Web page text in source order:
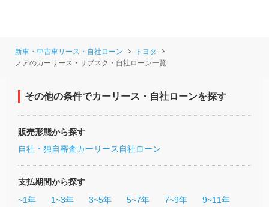
新車・中古車リース・自社ローン
トヨタ
ノアのカーリース・サブスク・自社ローン一覧
その他の条件でカーリース・自社ローンを探す
販売形態から探す
自社・独自審査カーリース 自社ローン
支払期間から探す
~1年
1~3年 3~5年 5~7年 7~9年 9~11年